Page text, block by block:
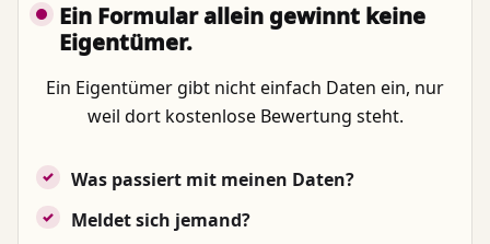
Ein Formular allein gewinnt keine
Eigentümer.
Ein Eigentümer gibt nicht einfach Daten ein, nur
weil dort kostenlose Bewertung steht.
Was passiert mit meinen Daten?
Meldet sich jemand?